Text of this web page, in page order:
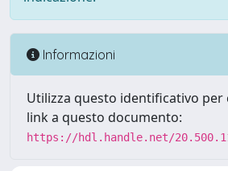
Informazioni
Utilizza questo identificativo per
link a questo documento:
https://hdl.handle.net/